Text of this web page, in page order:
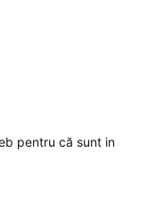
pentru că sunt in